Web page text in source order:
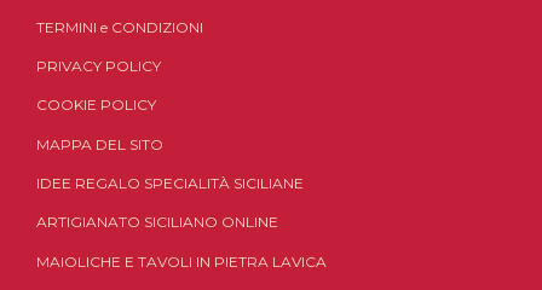
TERMINI e CONDIZIONI
PRIVACY POLICY
COOKIE POLICY
MAPPA DEL SITO
IDEE REGALO SPECIALITÀ SICILIANE
ARTIGIANATO SICILIANO ONLINE
MAIOLICHE E TAVOLI IN PIETRA LAVICA